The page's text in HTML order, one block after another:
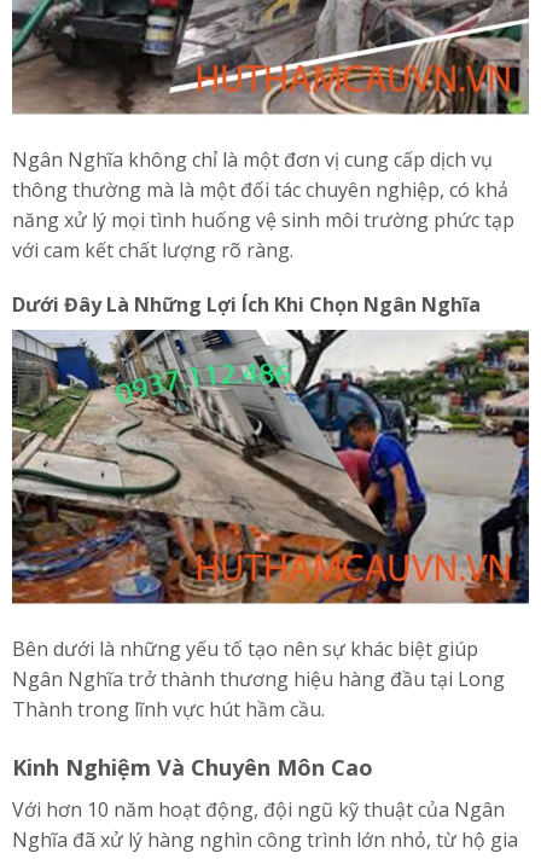
Ngân Nghĩa không chỉ là một đơn vị cung cấp dịch vụ
thông thường mà là một đối tác chuyên nghiệp, có khả
năng xử lý mọi tình huống vệ sinh môi trường phức tạp
với cam kết chất lượng rõ ràng.
Dưới Đây Là Những Lợi Ích Khi Chọn Ngân Nghĩa
Bên dưới là những yếu tố tạo nên sự khác biệt giúp
Ngân Nghĩa trở thành thương hiệu hàng đầu tại Long
Thành trong lĩnh vực hút hầm cầu.
Kinh Nghiệm Và Chuyên Môn Cao
Với hơn 10 năm hoạt động, đội ngũ kỹ thuật của Ngân
Nghĩa đã xử lý hàng nghìn công trình lớn nhỏ, từ hộ gia